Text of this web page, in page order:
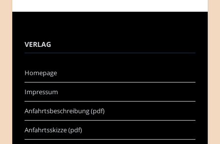
VERLAG
Homepage
Impressum
Anfahrtsbeschreibung (pdf)
Anfahrtsskizze (pdf)